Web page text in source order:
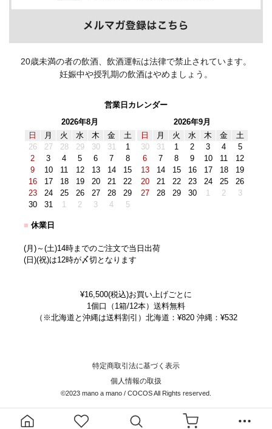
20歳未満の者の飲酒、飲酒運転は法律で禁止されています。
妊娠中や授乳期の飲酒はやめましょう。
営業日カレンダー
2026年8月
日
月 火 水 木 金
土
26
27 28 29 30 31
1
2
3 4 5 6 7
8
9
10 11 12 13 14
15
16
17 18 19 20 21
22
23
24 25 26 27 28
29
30
31 1 2 3 4 5
2026年9月
日
月 火 水 木 金
土
30
31 1 2 3 4
5
6
7 8 9 10 11
12
13
14 15 16 17 18
19
20
21 22 23 24 25
26
27
28 29 30 1 2 3
■ 休業日
(月)～(土)14時までのご注文で当日出荷
(日)(祝)は12時が〆切となります
¥16,500(税込)お買い上げごとに
1個口（1箱/12本）送料無料
（※北海道と沖縄は送料割引）北海道：¥820 沖縄：¥532
特定商取引法に基づく表示
個人情報の取扱
©2023 mano a mano / COCOS All Rights reserved.